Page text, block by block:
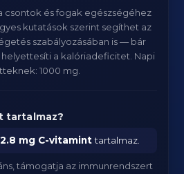
csontok és fogak egészségéhez
kutatások szerint segíthet az
szabályozásában is — bár
a kalóriadeficitet. Napi
1000 mg.
tartalmaz?
2.8 mg C-vitaminttartalmaz.
támogatja az immunrendszert